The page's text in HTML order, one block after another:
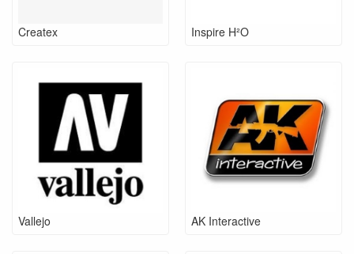
Createx Inspire H²O
Vallejo AK Interactive